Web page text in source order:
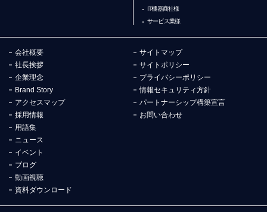
IT機器商社様
サービス業様
会社概要
社長挨拶
企業理念
Brand Story
アクセスマップ
採用情報
サイトマップ
サイトポリシー
プライバシーポリシー
情報セキュリティ方針
パートナーシップ構築宣言
お問い合わせ
用語集
ニュース
イベント
ブログ
動画視聴
資料ダウンロード